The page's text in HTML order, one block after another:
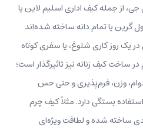
از جمله کیف اداری اسلیم لاین یا
گرین یا تمام دانه ساخته شده‌اند
یک روز کاری شلوغ، یا سفری کوتاه
ساخت کیف زنانه نیز تاثیرگذار است؛
دوام، وزن، فرم‌پذیری و حتی حس
بستگی دارد. مثلاً کیف چرم
ساخته شده و لطافت ویژه‌ای